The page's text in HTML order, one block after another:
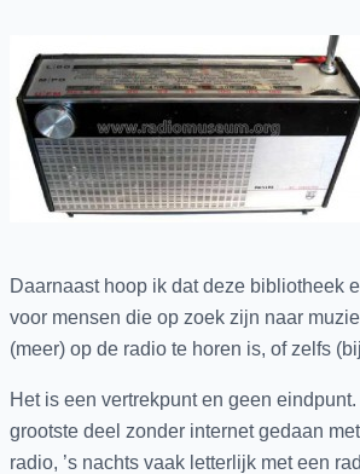
Daarnaast hoop ik dat deze bibliotheek
voor mensen die op zoek zijn naar
(meer) op de radio te horen is, of zelfs
Het is een vertrekpunt en geen
grootste deel zonder internet gedaan
radio, ’s nachts vaak letterlijk met een